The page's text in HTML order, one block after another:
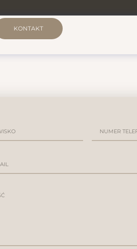
KONTAKT